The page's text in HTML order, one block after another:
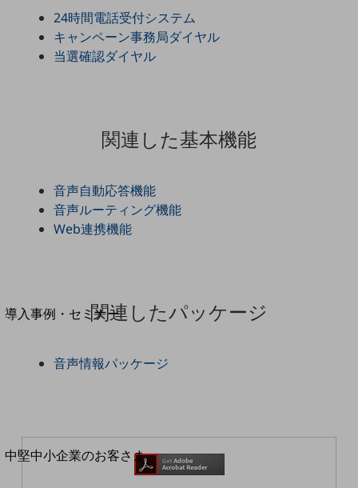
IoT向け回線料金
回線・ネットワーク
お手続き
導入事例・セミナー
最新の導入事例や注目の導入事例をご紹介します
別ウィンドウで開きます
中堅中小企業のお客さま
NTTドコモビジネスウォッチ
24時間電話受付システム
キャンペーン事務局ダイヤル
当選確認ダイヤル
関連した基本機能
音声自動応答機能
音声ルーティング機能
Web連携機能
関連したパッケージ
音声情報パッケージ